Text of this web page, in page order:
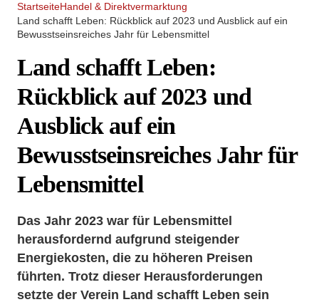
StartseiteHandel & Direktvermarktung
Land schafft Leben: Rückblick auf 2023 und Ausblick auf ein
Bewusstseinsreiches Jahr für Lebensmittel
Land schafft Leben:
Rückblick auf 2023 und
Ausblick auf ein
Bewusstseinsreiches Jahr für
Lebensmittel
Das Jahr 2023 war für Lebensmittel
herausfordernd aufgrund steigender
Energiekosten, die zu höheren Preisen
führten. Trotz dieser Herausforderungen
setzte der Verein Land schafft Leben sein